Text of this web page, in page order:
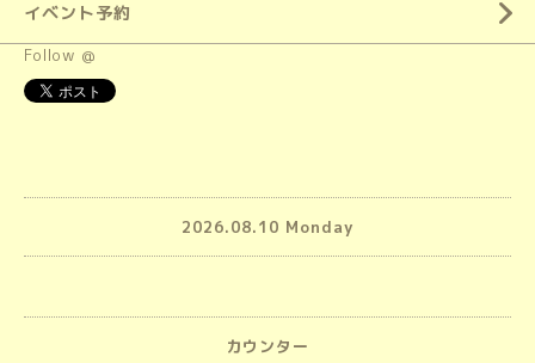
イベント予約
Follow @
2026.08.10 Monday
カウンター